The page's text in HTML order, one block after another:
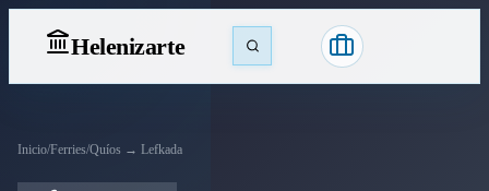
Helenizarte
Inicio/Ferries/Quíos → Lefkada